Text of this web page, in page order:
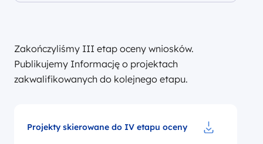
Zakończyliśmy III etap oceny wniosków.
Publikujemy Informację o projektach
zakwalifikowanych do kolejnego etapu.
Projekty skierowane do IV etapu oceny